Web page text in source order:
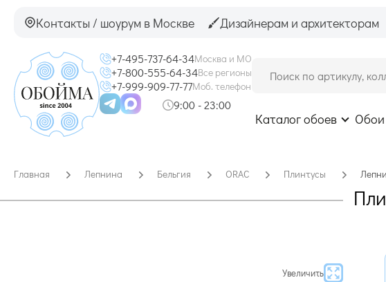
Контакты / шоурум в Москве Дизайнерам и архитекторам
+7-495-737-64-34Москва и МО
+7-800-555-64-34Все регионы
+7-999-909-77-77Моб. телефон
9:00 - 23:00
Каталог обоев Обои
Главная Лепнина Бельгия ORAC Плинтусы
Увеличить